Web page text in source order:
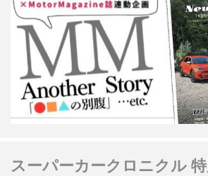
スーパーカークロニクル